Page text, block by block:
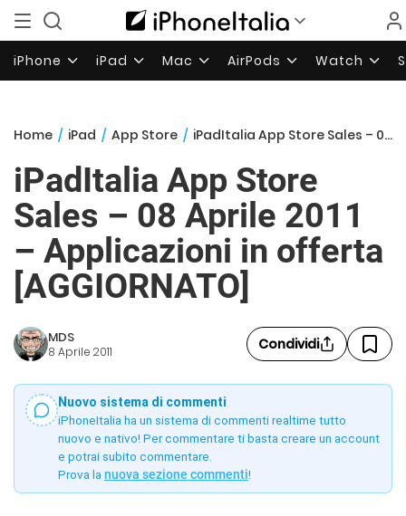
iPhone iPad Mac AirPods Watch
Home / iPad / App Store / iPadItalia App Store Sales – 08 Aprile 2011 – Applicazioni in offerta [AGGIORNATO]
iPadItalia App Store
Sales – 08 Aprile 2011
– Applicazioni in offerta
[AGGIORNATO]
MDS
8 Aprile 2011 Condividi
Nuovo sistema di commenti
iPhoneItalia ha un sistema di commenti realtime tutto
nuovo e nativo! Per commentare ti basta creare un account
e potrai subito commentare.
Prova la nuova sezione commenti!